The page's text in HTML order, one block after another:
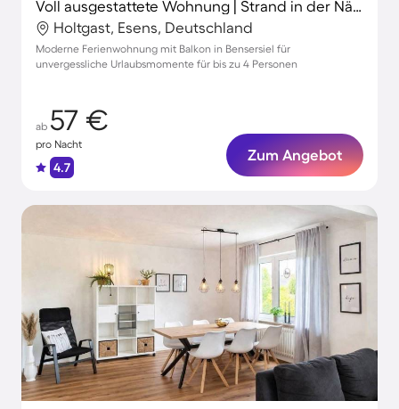
Voll ausgestattete Wohnung | Strand in der Nähe
Holtgast, Esens, Deutschland
Moderne Ferienwohnung mit Balkon in Bensersiel für
unvergessliche Urlaubsmomente für bis zu 4 Personen
ab 57 €
pro Nacht
4.7
Zum Angebot